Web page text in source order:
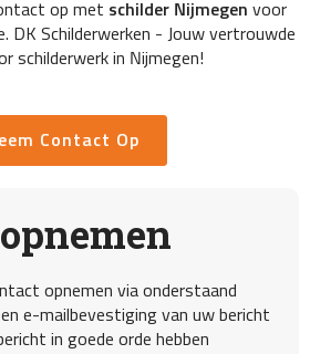
op met schilder Nijmegen voor
DK Schilderwerken - Jouw vertrouwde
schilderwerk in Nijmegen!
Contact Op
opnemen via onderstaand
e-mailbevestiging van uw bericht
in goede orde hebben